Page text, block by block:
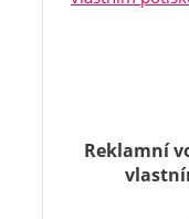
Reklamní